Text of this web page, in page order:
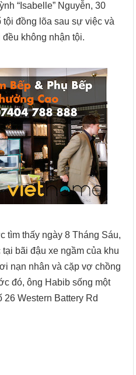
“Isabelle” Nguyễn, 30
tội đồng lõa sau sự việc và
không nhận tội.
tìm thấy ngày 8 Tháng Sáu,
bãi đậu xe ngầm của khu
nạn nhân và cặp vợ chồng
đó, ông Habib sống một
26 Western Battery Rd